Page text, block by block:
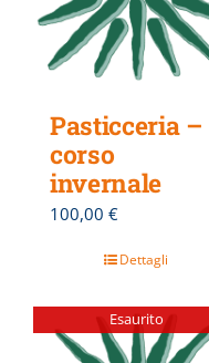
Pasticceria –
corso
invernale
100,00 €
Dettagli
Esaurito